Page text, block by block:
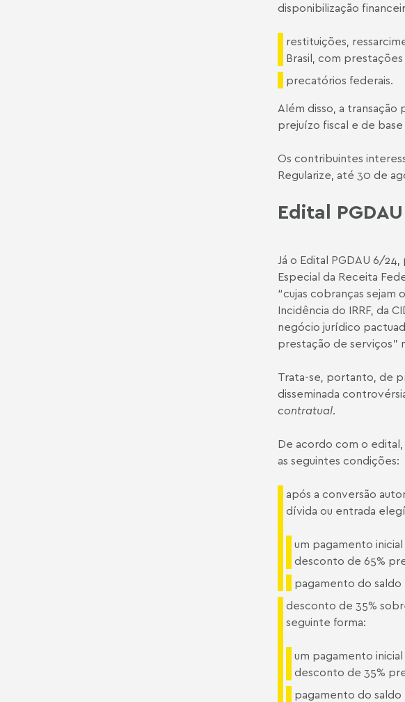
disponibilização
restituições,
Brasil, com
precatórios federais.
Além disso, a
prejuízo fiscal e de
Os contribuintes
Regularize, até 30 de
Edital
Já o Edital PGDAU 6/24,
Especial da Receita
“cujas cobranças
Incidência do IRRF, da
negócio jurídico
prestação de serviços”
Trata-se, portanto, de
disseminada
contratual.
De acordo com o
as seguintes condições:
após a conversão
dívida ou entrada
um pagamento
desconto de 65%
pagamento do saldo
desconto de 35%
seguinte forma:
um pagamento
desconto de 35%
pagamento do saldo